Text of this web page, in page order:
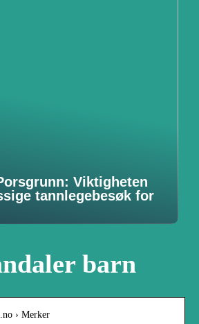
Viktigheten
tannlegebesøk for
barn
› Merker